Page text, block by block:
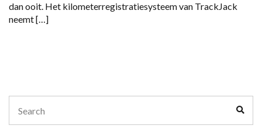
dan ooit. Het kilometerregistratiesysteem van TrackJack
neemt […]
for: